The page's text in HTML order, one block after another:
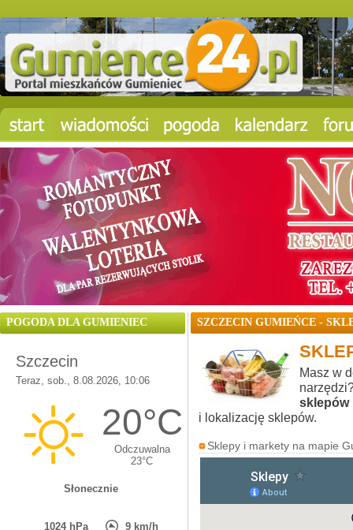
POGODA DLA GUMIENIEC SZCZECIN GUMIEŃCE -
Masz w
sklepów
i lokalizację sklepów.
Sklepy i markety na mapie